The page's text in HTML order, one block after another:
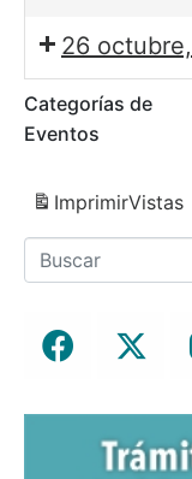
26
Categorías de
Eventos
ImprimirVistas